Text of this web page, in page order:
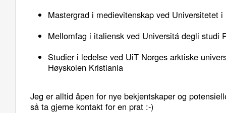
Mastergrad i medievitenskap ved Universitetet i
Mellomfag i italiensk ved Universitá degli studi
Studier i ledelse ved UiT Norges arktiske
Høyskolen Kristiania
Jeg er alltid åpen for nye bekjentskaper og
så ta gjerne kontakt for en prat :-)